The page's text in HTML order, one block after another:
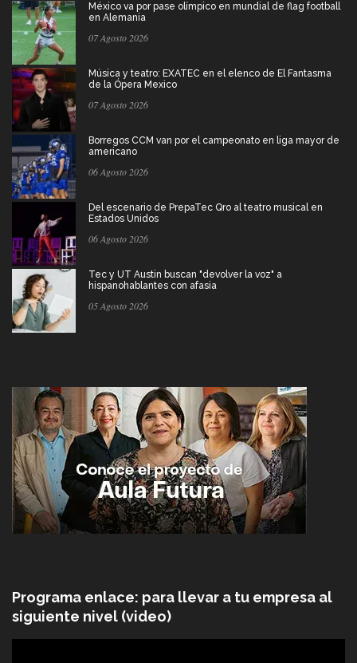
México va por pase olímpico en mundial de flag football
en Alemania
07 Agosto 2026
Música y teatro: EXATEC en el elenco de El Fantasma
de la Ópera Mexico
07 Agosto 2026
Borregos CCM van por el campeonato en liga mayor de
americano
06 Agosto 2026
Del escenario de PrepaTec Qro al teatro musical en
Estados Unidos
06 Agosto 2026
Tec y UT Austin buscan "devolver la voz" a
hispanohablantes con afasia
05 Agosto 2026
Programa enlace: para llevar a tu empresa al
siguiente nivel (video)